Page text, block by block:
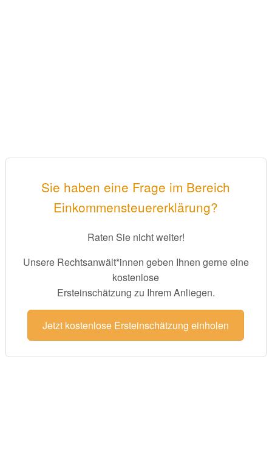
Sie haben eine Frage im Bereich
Einkommensteuererklärung?
Raten Sie nicht weiter!
Unsere Rechtsanwält*innen geben Ihnen gerne eine
kostenlose
Ersteinschätzung zu Ihrem Anliegen.
Jetzt kostenlose Ersteinschätzung einholen